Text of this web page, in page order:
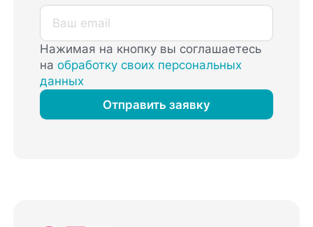
Нажимая на кнопку вы соглашаетесь
наобработку своих персональных
данных
Отправить заявку